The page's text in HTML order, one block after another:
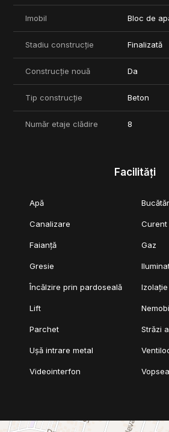
Imobil Bloc de
Stadiu construcție Finalizată
Construcție nouă Da
Tip construcție Beton
Număr etaje clădire 8
Facilități
Apă
Canalizare Curent
Faianță Gaz
Gresie
Încălzire prin pardoseală
Lift
Parchet Străzi
Ușă intrare metal
Videointerfon